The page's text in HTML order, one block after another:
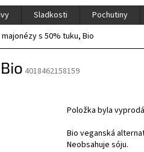
Sladkosti Pochutiny
s 50% tuku, Bio
4018462158159
Položka byla
Bio veganská
Neobsahuje sóju.